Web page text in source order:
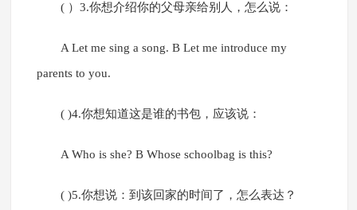
( ）3.你想介绍你的父母亲给别人，怎么说：
A Let me sing a song. B Let me introduce my
parents to you.
( )4.你想知道这是谁的书包，应该说：
A Who is she? B Whose schoolbag is this?
( )5.你想说：到该回家的时间了，怎么表达？